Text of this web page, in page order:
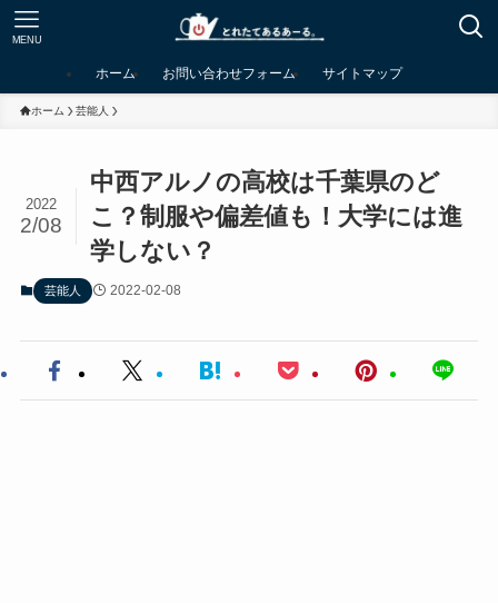
MENU
ホーム お問い合わせフォーム サイトマップ
ホーム 芸能人
中西アルノの高校は千葉県のど
こ？制服や偏差値も！大学には進
学しない？
2022
2/08
芸能人 2022-02-08